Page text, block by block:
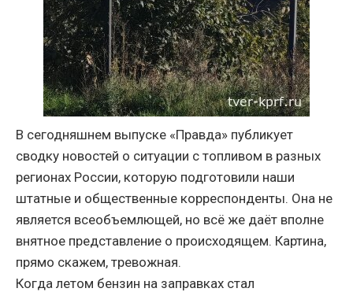
В сегодняшнем выпуске «Правда» публикует
сводку новостей о ситуации с топливом в разных
регионах России, которую подготовили наши
штатные и общественные корреспонденты. Она не
является всеобъемлющей, но всё же даёт вполне
внятное представление о происходящем. Картина,
прямо скажем, тревожная.
Когда летом бензин на заправках стал